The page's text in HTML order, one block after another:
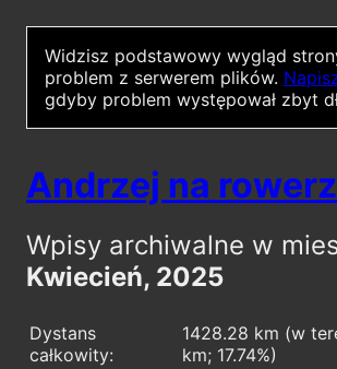
Widzisz podstawowy wygląd
problem z serwerem plików.
gdyby problem występował zbyt
Andrzej na
Wpisy archiwalne w
Kwiecień, 2025
Dystans
całkowity:
1428.28 km (w
km; 17.74%)